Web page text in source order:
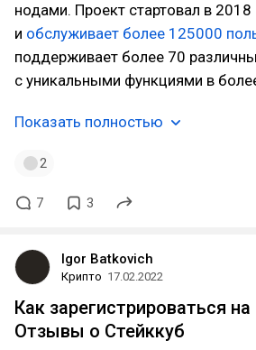
нодами. Проект стартовал в 2018
и обслуживает более 125000
поддерживает более 70
с уникальными функциями в
Показать полностью
2
7 3
Igor Batkovich
Крипто 17.02.2022
Как зарегистрироваться
Отзывы о Стейккуб